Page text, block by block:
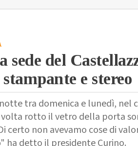
sede del
e stereo
tra domenica e lunedì, nel
volta rotto il vetro della porta
certo non avevamo cose di
ha detto il presidente Curino.